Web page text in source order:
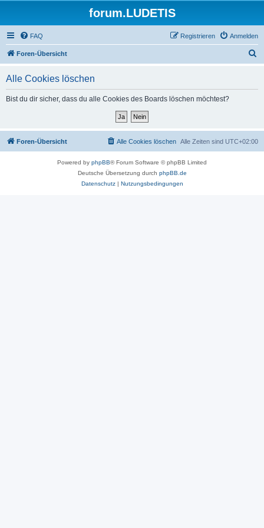
forum.LUDETIS
FAQ Anmelden
Registrieren
Foren-Übersicht
Alle Cookies löschen
Bist du dir sicher, dass du alle Cookies des Boards löschen möchtest?
Foren-Übersicht Alle Zeiten sind UTC+02:00
Alle Cookies löschen
Powered by phpBB® Forum Software © phpBB Limited
Deutsche Übersetzung durch phpBB.de
Datenschutz| Nutzungsbedingungen